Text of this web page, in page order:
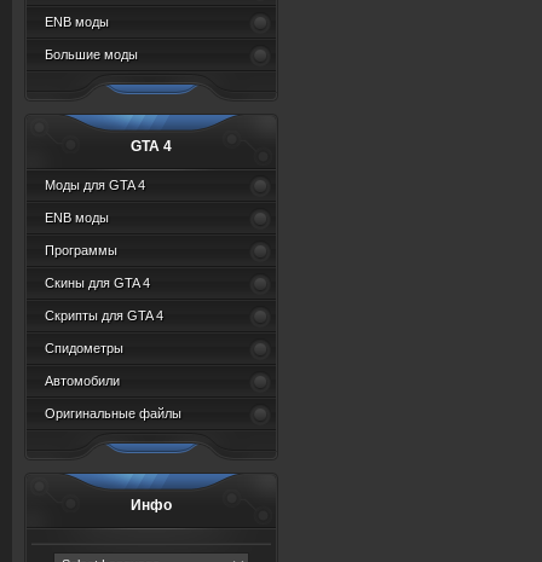
ENB моды
Большие моды
GTA 4
Моды для GTA 4
ENB моды
Программы
Скины для GTA 4
Скрипты для GTA 4
Спидометры
Автомобили
Оригинальные файлы
Инфо